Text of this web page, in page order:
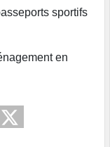
sportifs
en